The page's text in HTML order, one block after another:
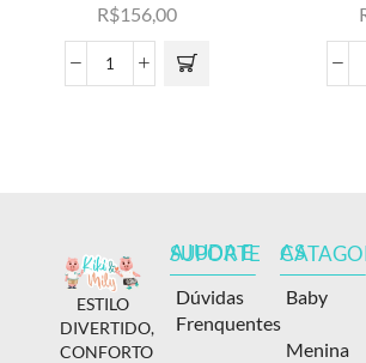
R$156,00
ESTILO
DIVERTIDO,
CONFORTO
AJUDA E SUPORTE
Dúvidas
Frenquentes
AS
Baby
Menina